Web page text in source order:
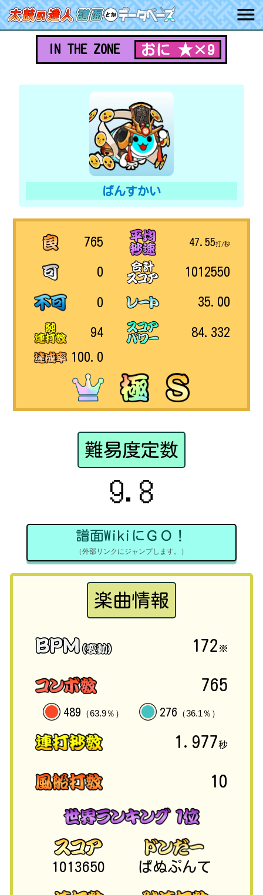
IN THE ZONE おに ★×9
ばんすかい
765
0
0
94
100.0
47.55打/秒
1012550
35.00
84.332
難易度定数
9.8
譜面WikiにＧＯ！
（外部リンクにジャンプします。）
楽曲情報
172 ※
765
489 （63.9％） 276 （36.1％）
1.977秒
10
1013650 ぱぬぷんて